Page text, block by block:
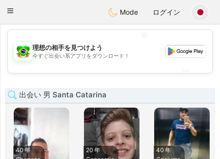
Conversar
Toggle
Mode ログイン
💖
💕
理想の相手を見つけよう
今すぐ出会い系アプリをダウンロード！
出会い 男 Santa Catarina
40 年
20 年
40 年